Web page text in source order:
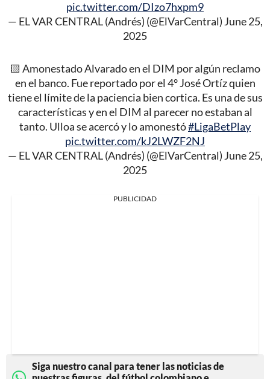
pic.twitter.com/DIzo7hxpm9
— EL VAR CENTRAL (Andrés) (@ElVarCentral) June 25,
2025
🟨 Amonestado Alvarado en el DIM por algún reclamo
en el banco. Fue reportado por el 4° José Ortíz quien
tiene el límite de la paciencia bien cortica. Es una de sus
características y en el DIM al parecer no estaban al
tanto. Ulloa se acercó y lo amonestó#LigaBetPlay
pic.twitter.com/kJ2LWZF2NJ
— EL VAR CENTRAL (Andrés) (@ElVarCentral) June 25,
2025
PUBLICIDAD
Siga nuestro canal para tener las noticias de